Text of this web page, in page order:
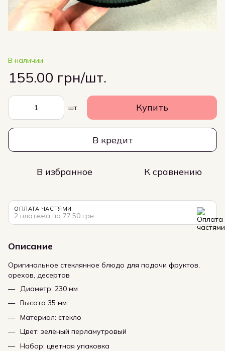
В наличии
155.00 грн/шт.
шт. Купить
В кредит
В избранное К сравнению
ОПЛАТА ЧАСТЯМИ
2 платежа по 77.50 грн
Описание
Оригинальное стеклянное блюдо для подачи фруктов,
орехов, десертов
Диаметр: 230 мм
Высота 35 мм
Материал: стекло
Цвет: зелёный перламутровый
Набор: цветная упаковка